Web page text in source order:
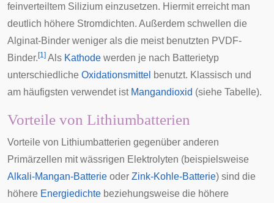
feinverteiltem Silizium einzusetzen. Hiermit erreicht man
deutlich höhere Stromdichten. Außerdem schwellen die
Alginat-Binder weniger als die meist benutzten PVDF-
Binder.[1 ] Als Kathode werden je nach Batterietyp
unterschiedliche Oxidationsmittel benutzt. Klassisch und
am häufigsten verwendet ist Mangandioxid (siehe Tabelle).
Vorteile von Lithiumbatterien
Vorteile von Lithiumbatterien gegenüber anderen
Primärzellen mit wässrigen Elektrolyten (beispielsweise
Alkali-Mangan-Batterie oder Zink-Kohle-Batterie) sind die
höhere Energiedichte beziehungsweise die höhere